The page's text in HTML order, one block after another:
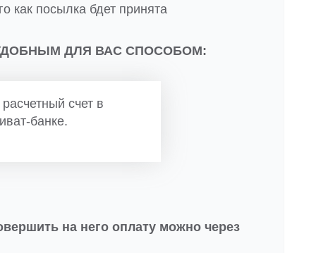
как посылка бдет принята
ДЛЯ ВАС СПОСОБОМ:
счет в
банке.
на него оплату можно через